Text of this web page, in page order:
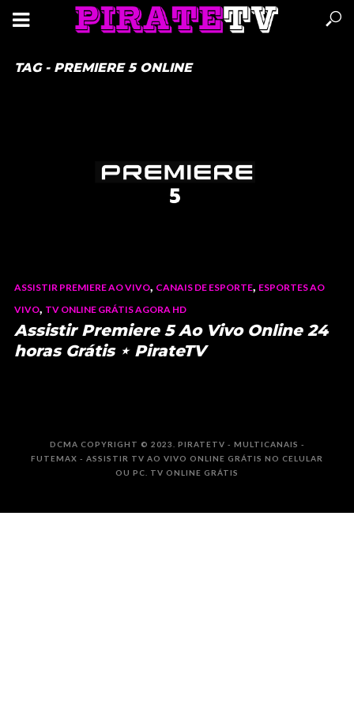
TAG - PREMIERE 5 ONLINE
ASSISTIR PREMIERE AO VIVO, CANAIS DE ESPORTE, ESPORTES AO
VIVO, TV ONLINE GRÁTIS AGORA HD
Assistir Premiere 5 Ao Vivo Online 24
horas Grátis ⋆ PirateTV
DCMA COPYRIGHT © 2023. PIRATETV - MULTICANAIS -
FUTEMAX - ASSISTIR TV AO VIVO ONLINE GRÁTIS NO CELULAR
OU PC. TV ONLINE GRÁTIS